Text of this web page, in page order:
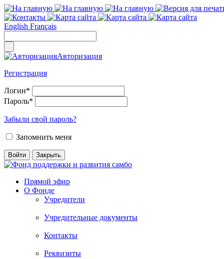
English Français
Авторизация
Регистрация
Логин*
Пароль*
Забыли свой пароль?
Запомнить меня
Прямой эфир
О Фонде
Учредители
Учредительные документы
Контакты
Реквизиты